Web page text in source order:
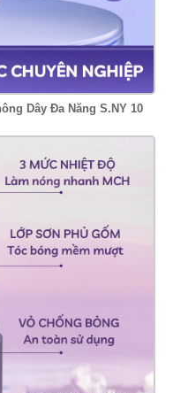
Dây Đa Năng S.NY 10